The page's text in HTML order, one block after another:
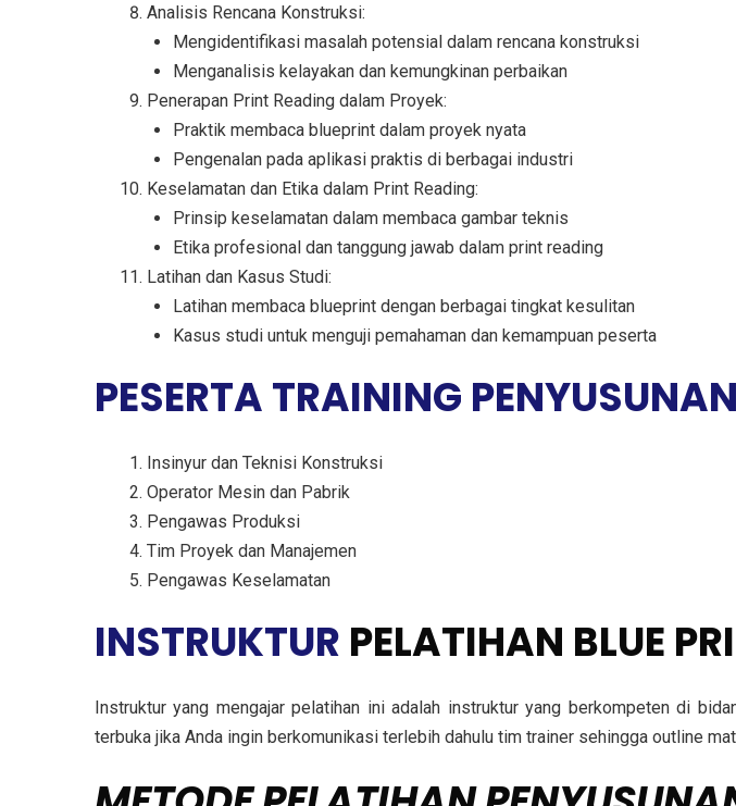
Analisis Rencana Konstruksi:
Mengidentifikasi masalah potensial dalam rencana konstruksi
Menganalisis kelayakan dan kemungkinan perbaikan
Penerapan Print Reading dalam Proyek:
Praktik membaca blueprint dalam proyek nyata
Pengenalan pada aplikasi praktis di berbagai industri
Keselamatan dan Etika dalam Print Reading:
Prinsip keselamatan dalam membaca gambar teknis
Etika profesional dan tanggung jawab dalam print reading
Latihan dan Kasus Studi:
Latihan membaca blueprint dengan berbagai tingkat kesulitan
Kasus studi untuk menguji pemahaman dan kemampuan peserta
PESERTA TRAINING
Insinyur dan Teknisi Konstruksi
Operator Mesin dan Pabrik
Pengawas Produksi
Tim Proyek dan Manajemen
Pengawas Keselamatan
INSTRUKTUR PELATIHAN BLUE
Instruktur yang mengajar pelatihan ini adalah instruktur yang berkompeten di
terbuka jika Anda ingin berkomunikasi terlebih dahulu tim trainer sehingga outline